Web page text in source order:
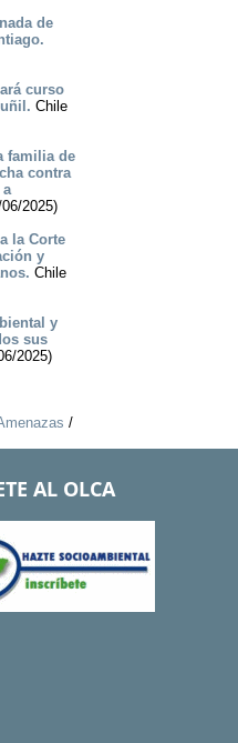
de
curso
Chile
familia de
contra
a
2025)
la Corte
y
Chile
y
sus
2025)
/
AL OLCA